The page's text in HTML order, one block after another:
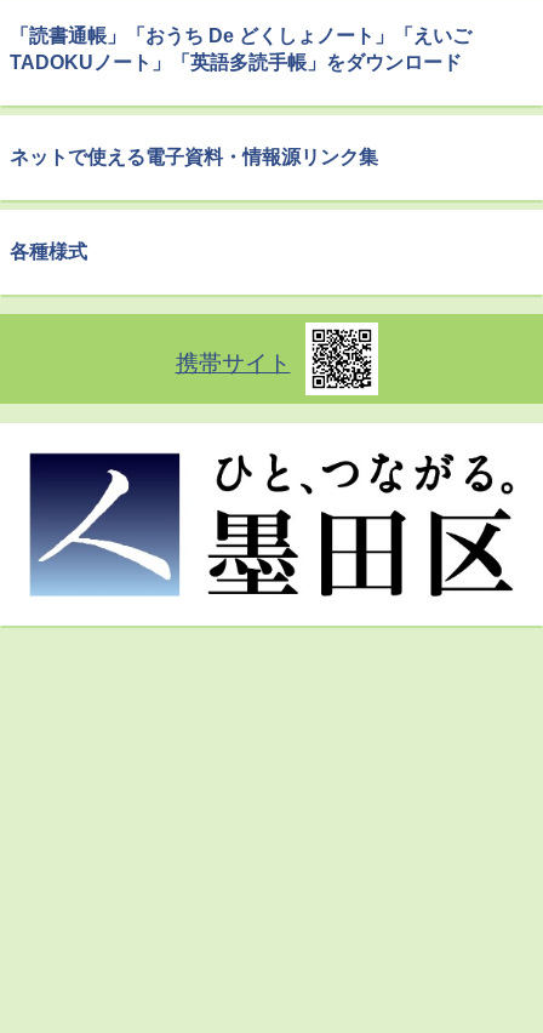
「読書通帳」「おうち De どくしょノート」「えいご
TADOKUノート」「英語多読手帳」をダウンロード
ネットで使える電子資料・情報源リンク集
各種様式
携帯サイト